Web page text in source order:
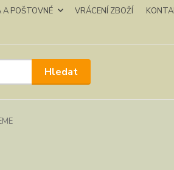
A POŠTOVNÉ VRÁCENÍ ZBOŽÍ
Hledat